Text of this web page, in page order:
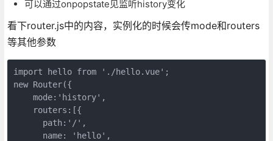
可以通过onpopstate见监听history变化
看下router.js中的内容，实例化的时候会传mode和routers
等其他参数
import hello from './hello.vue';
new Router({
    mode:'history',
    routers:[{
      path:'/',
      name: 'hello',